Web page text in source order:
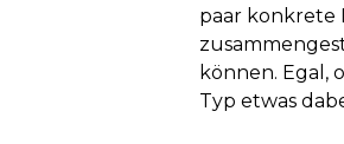
paar konkrete
können. Egal,
Typ etwas